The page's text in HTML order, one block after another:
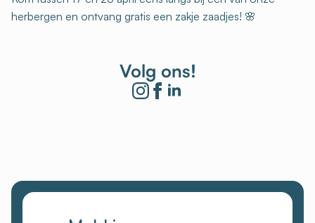
herbergen en ontvang gratis een zakje zaadjes! 🌸
Volg ons!